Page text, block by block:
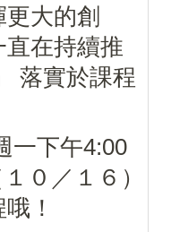
大的創
在持續推
落實於課程
一下午4:00
０／１６）
！